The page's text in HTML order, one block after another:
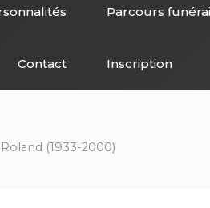
Parcours
Contact Inscription
(1933-2000)